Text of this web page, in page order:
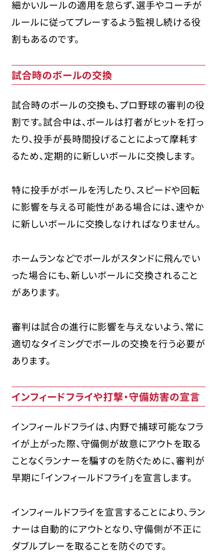
細かいルールの適用を怠らず、選手やコーチが
ルールに従ってプレーするよう監視し続ける役
割もあるのです。
試合時のボールの交換
試合時のボールの交換も、プロ野球の審判の役
割です。試合中は、ボールは打者がヒットを打っ
たり、投手が長時間投げることによって摩耗す
るため、定期的に新しいボールに交換します。
特に投手がボールを汚したり、スピードや回転
に影響を与える可能性がある場合には、速やか
に新しいボールに交換しなければなりません。
ホームランなどでボールがスタンドに飛んでい
った場合にも、新しいボールに交換されること
があります。
審判は試合の進行に影響を与えないよう、常に
適切なタイミングでボールの交換を行う必要が
あります。
インフィードフライや打撃・守備妨害の宣言
インフィールドフライは、内野で捕球可能なフラ
イが上がった際、守備側が故意にアウトを取る
ことなくランナーを騙すのを防ぐために、審判が
早期に「インフィールドフライ」を宣言します。
インフィールドフライを宣言することにより、ラン
ナーは自動的にアウトとなり、守備側が不正に
ダブルプレーを取ることを防ぐのです。